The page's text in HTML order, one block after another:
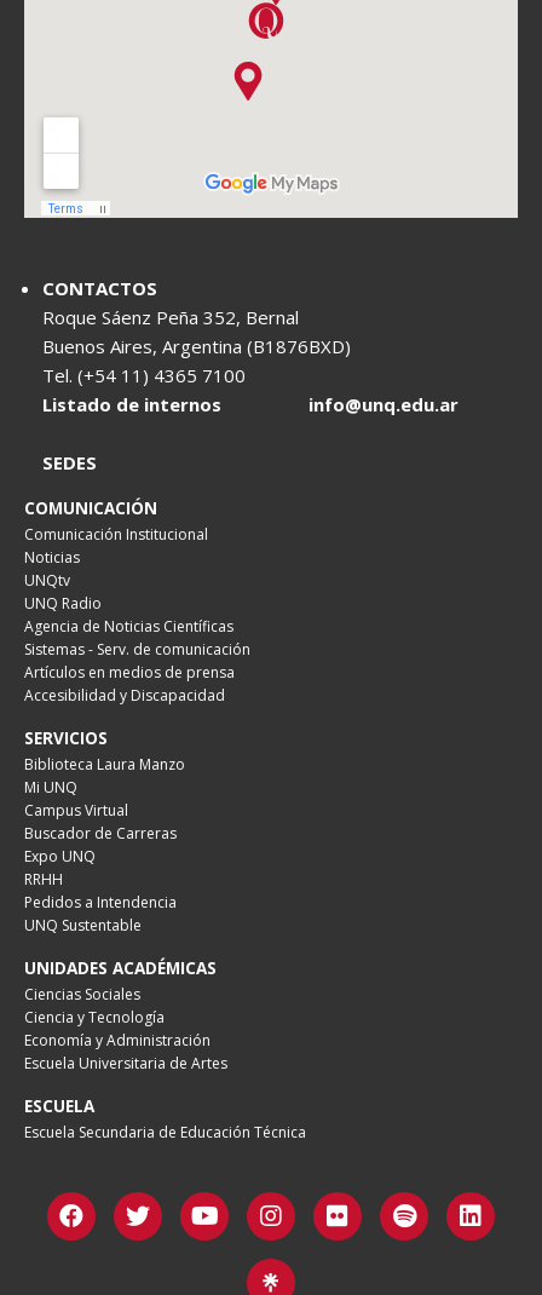
CONTACTOS
Roque Sáenz Peña 352, Bernal
Buenos Aires, Argentina (B1876BXD)
Tel. (+54 11) 4365 7100
Listado de internos
info@unq.edu.ar
SEDES
COMUNICACIÓN
Comunicación Institucional
Noticias
UNQtv
UNQ Radio
Agencia de Noticias Científicas
Sistemas - Serv. de comunicación
Artículos en medios de prensa
Accesibilidad y Discapacidad
SERVICIOS
Biblioteca Laura Manzo
Mi UNQ
Campus Virtual
Buscador de Carreras
Expo UNQ
RRHH
Pedidos a Intendencia
UNQ Sustentable
UNIDADES ACADÉMICAS
Ciencias Sociales
Ciencia y Tecnología
Economía y Administración
Escuela Universitaria de Artes
ESCUELA
Escuela Secundaria de Educación Técnica